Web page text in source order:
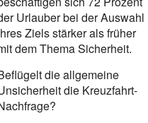
Urlauber bei der Auswahl
Ziels stärker als früher
dem Thema Sicherheit.
die allgemeine
die Kreuzfahrt-